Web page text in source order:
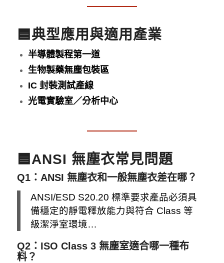
🟦典型應用與適用產業
半導體製程第一道
生物製藥無塵包裝區
IC 封裝測試產線
光電實驗室／分析中心
🟦ANSI 無塵衣常見問題
Q1：ANSI 無塵衣和一般無塵衣差在哪？
ANSI/ESD S20.20 標準要求產品必須具
備穩定的靜電釋放能力與符合 Class 等
級潔淨室環境…
Q2：ISO Class 3 無塵室適合哪一種布
料？